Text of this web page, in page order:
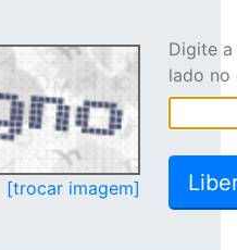
[trocar imagem]
Digite
lado no